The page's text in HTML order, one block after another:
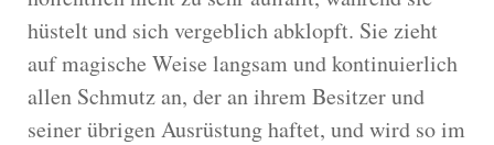
hüstelt und sich vergeblich abklopft. Sie zieht
auf magische Weise langsam und kontinuierlich
allen Schmutz an, der an ihrem Besitzer und
seiner übrigen Ausrüstung haftet, und wird so im